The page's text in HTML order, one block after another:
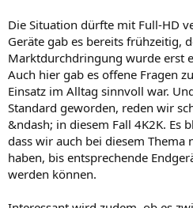
Die Situation dürfte mit Full-HD
Geräte gab es bereits frühzeitig,
Marktdurchdringung wurde erst
Auch hier gab es offene Fragen
Einsatz im Alltag sinnvoll war.
Standard geworden, reden wir
&ndash; in diesem Fall 4K2K. Es
dass wir auch bei diesem Thema
haben, bis entsprechende
werden können.